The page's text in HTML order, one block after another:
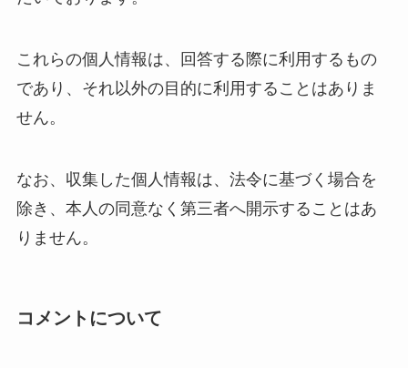
これらの個人情報は、回答する際に利用するもの
であり、それ以外の目的に利用することはありま
せん。
なお、収集した個人情報は、法令に基づく場合を
除き、本人の同意なく第三者へ開示することはあ
りません。
コメントについて